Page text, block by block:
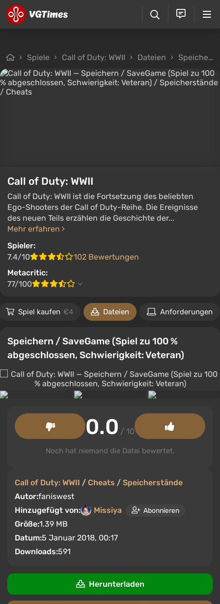
Spiele Call of Duty: WWII Dateien Speicherstände
Call of Duty: WWII
Call of Duty: WWII ist die Fortsetzung des beliebten
Ego-Shooters der Call of Duty-Reihe. Die Ereignisse
des neuen Teils erzählen die Geschichte der...
Mehr erfahren
Spieler:
7.4/10
102 Bewertungen
Metacritic:
77/100
Spiel kaufen €4 Dateien Anforderungen
Speichern / SaveGame (Spiel zu 100 %
abgeschlossen, Schwierigkeit: Veteran)
Call of Duty: WWII / Cheats / Speicherstände
Autor:faniswest
Hinzugefügt von:
Missiya Abonnieren
Größe:1.39 MB
Datum:5 Januar 2018, 00:17
Downloads:591
0.0 / 10
Noch hat niemand die Datei bewertet.
Herunterladen